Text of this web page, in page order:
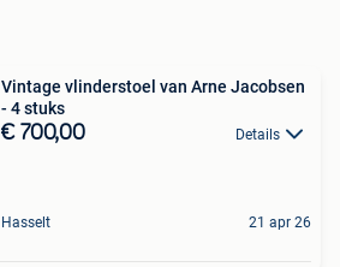
Vintage vlinderstoel van Arne Jacobsen
- 4 stuks
€ 700,00 Details
Hasselt 21 apr 26